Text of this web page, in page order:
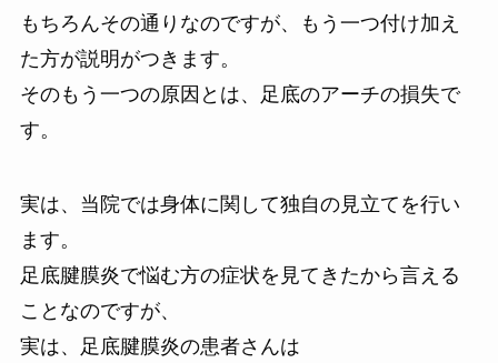
もちろんその通りなのですが、もう一つ付け加え
た方が説明がつきます。
そのもう一つの原因とは、足底のアーチの損失で
す。
実は、当院では身体に関して独自の見立てを行い
ます。
足底腱膜炎で悩む方の症状を見てきたから言える
ことなのですが、
実は、足底腱膜炎の患者さんは